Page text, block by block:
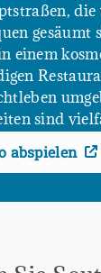
die
gesäumt
einem
sind
abspielen